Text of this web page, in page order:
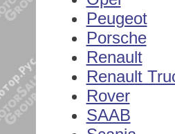
Peugeot
Porsche
Renault
Renault
Rover
SAAB